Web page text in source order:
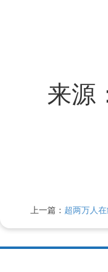
来源
上一篇： 超两万人